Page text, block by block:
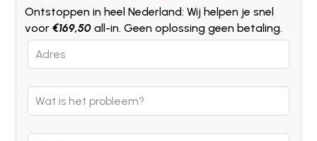
Ontstoppen in heel Nederland: Wij helpen je snel
voor€169,50 all-in. Geen oplossing geen betaling.
Leave
this
blank